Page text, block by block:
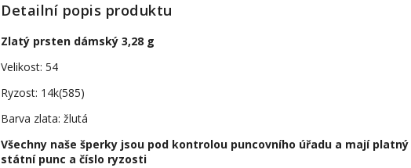
Detailní popis produktu
Zlatý prsten dámský 3,28 g
Velikost: 54
Ryzost: 14k(585)
Barva zlata: žlutá
Všechny naše šperky jsou pod kontrolou puncovního úřadu a mají platný
státní punc a číslo ryzosti